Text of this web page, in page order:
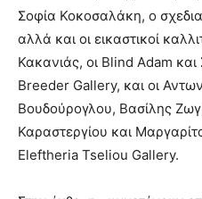
Σοφία Κοκοσαλάκη, ο
αλλά και οι εικαστικοί
Κακανιάς, οι Blind Adam
Breeder Gallery, και οι
Βουδούρογλου, Βασίλης
Καραστεργίου και
Eleftheria Tseliou Gallery.